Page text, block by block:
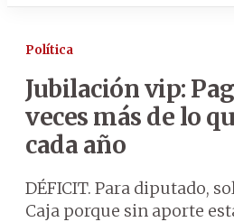
Política
Jubilación vip:
veces más de lo
cada año
DÉFICIT. Para diputado,
Caja porque sin aporte